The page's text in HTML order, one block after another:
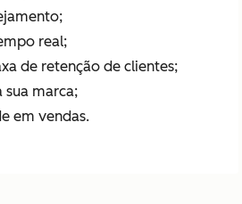
real;
de retenção de clientes;
sua marca;
em vendas.